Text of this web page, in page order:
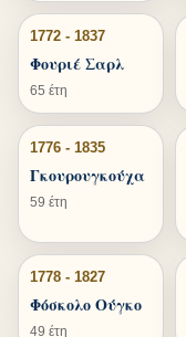
1772 - 1837
Φουριέ Σαρλ
65 έτη
1776 - 1835
Γκουρουγκούχα
59 έτη
1778 - 1827
Φόσκολο Ούγκο
49 έτη